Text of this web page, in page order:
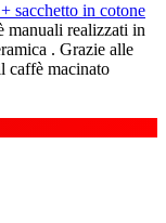
sacchetto in cotone
manuali realizzati in
. Grazie alle
caffè macinato